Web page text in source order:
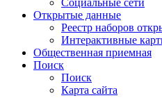
Социальные сети
Открытые данные
Реестр наборов
Интерактивные
Общественная приемная
Поиск
Поиск
Карта сайта